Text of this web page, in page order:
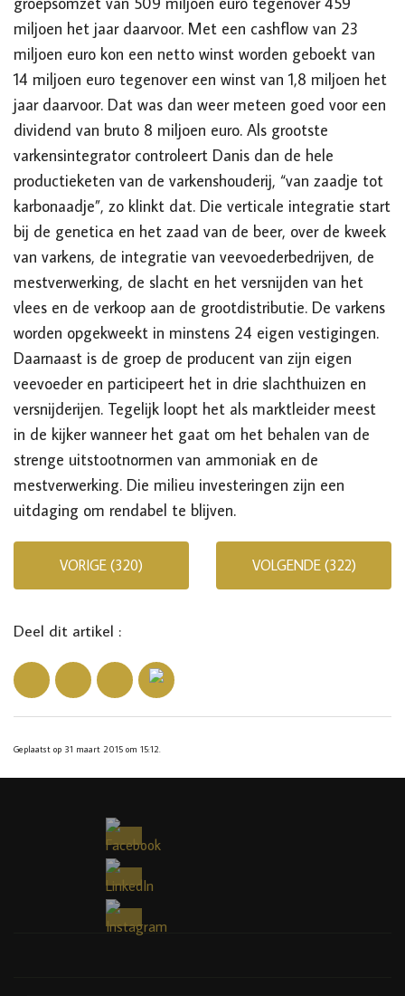
miljoen het jaar daarvoor. Met een cashflow van 23
miljoen euro kon een netto winst worden geboekt van
14 miljoen euro tegenover een winst van 1,8 miljoen het
jaar daarvoor. Dat was dan weer meteen goed voor een
dividend van bruto 8 miljoen euro. Als grootste
varkensintegrator controleert Danis dan de hele
productieketen van de varkenshouderij, “van zaadje tot
karbonaadje”, zo klinkt dat. Die verticale integratie start
bij de genetica en het zaad van de beer, over de kweek
van varkens, de integratie van veevoederbedrijven, de
mestverwerking, de slacht en het versnijden van het
vlees en de verkoop aan de grootdistributie. De varkens
worden opgekweekt in minstens 24 eigen vestigingen.
Daarnaast is de groep de producent van zijn eigen
veevoeder en participeert het in drie slachthuizen en
versnijderijen. Tegelijk loopt het als marktleider meest
in de kijker wanneer het gaat om het behalen van de
strenge uitstootnormen van ammoniak en de
mestverwerking. Die milieu investeringen zijn een
uitdaging om rendabel te blijven.
VORIGE (320) VOLGENDE (322)
Deel dit artikel :
Geplaatst op 31 maart 2015 om 15:12.